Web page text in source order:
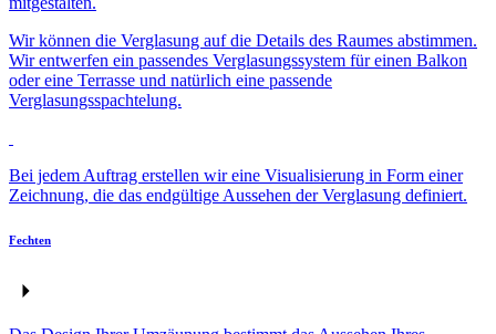
Wir können die Verglasung auf die Details des Raumes abstimmen.
Wir entwerfen ein passendes Verglasungssystem für einen Balkon
oder eine Terrasse und natürlich eine passende
Verglasungsspachtelung.
Bei jedem Auftrag erstellen wir eine Visualisierung in Form einer
Zeichnung, die das endgültige Aussehen der Verglasung definiert.
Fechten